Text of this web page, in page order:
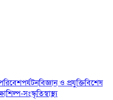
পর্যটনবিজ্ঞান ও প্রযুক্তিবিশেষ
শিল্প-সংস্কৃতিস্বাস্থ্য